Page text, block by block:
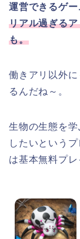
運営できるゲー
リアル過ぎる
も。
働きアリ以外
るんだね～。
生物の生態を
したいという
は基本無料プ